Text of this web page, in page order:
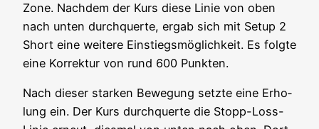
Zone. Nach­dem der Kurs die­se Linie von oben
nach unten durch­quer­te, ergab sich mit Set­up 2
Short eine wei­te­re Ein­stiegs­mög­lich­keit. Es folg­te
eine Kor­rek­tur von rund 600 Punkten.
Nach die­ser star­ken Bewe­gung setz­te eine Erho­
lung ein. Der Kurs durch­quer­te die Stopp-Loss-